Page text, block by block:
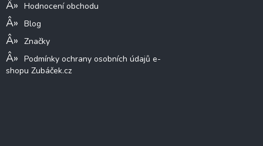
Hodnocení obchodu
Blog
Značky
Podmínky ochrany osobních údajů e-
shopu Zubáček.cz